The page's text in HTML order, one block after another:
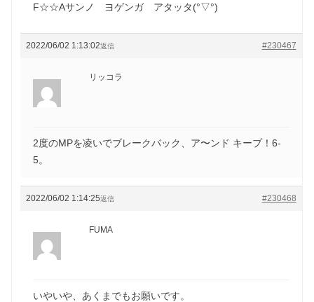
F☆☆Aサンノ ヨゲンガ アタッタ(°▽°)
2022/06/02 1:13:02 #230467
返信
リッコラ
2度のMPを凌いでブレークバック、ア〜ンド キープ！6-
5。
2022/06/02 1:14:25 #230468
返信
FUMA
いやいや、あくまでもお願いです。